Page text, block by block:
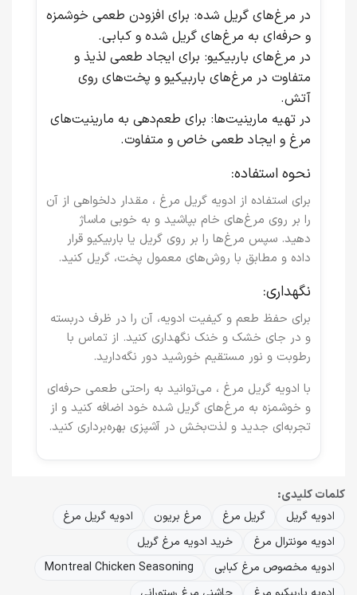
در مرغ‌های گریل شده: برای افزودن طعمی خوشمزه
و حرفه‌ای به مرغ‌های گریل شده و کبابی.
در مرغ‌های باربیکیو: برای ایجاد طعمی لذیذ و
متفاوت در مرغ‌های باربیکیو و پخت‌های روی
آتش.
در تهیه مارینیت‌ها: برای طعم‌دهی به مارینیت‌های
مرغ و ایجاد طعمی خاص و متفاوت.
نحوه استفاده:
برای استفاده از ادویه گریل مرغ ، مقدار دلخواهی از آن
را بر روی مرغ‌های خام بپاشید و به خوبی ماساژ
دهید. سپس مرغ‌ها را بر روی گریل یا باربیکیو قرار
داده و مطابق با روش‌های معمول پخت، گریل کنید.
نگهداری:
برای حفظ طعم و کیفیت ادویه، آن را در ظرف دربسته
و در جای خشک و خنک نگهداری کنید. از تماس با
رطوبت و نور مستقیم خورشید دور نگه‌دارید.
با ادویه گریل مرغ ، می‌توانید به راحتی طعمی حرفه‌ای
و خوشمزه به مرغ‌های گریل شده خود اضافه کنید و از
تجربه‌ای جدید و لذت‌بخش در آشپزی بهره‌برداری کنید.
کلمات کلیدی:
ادویه گریل گریل مرغ مرغ بریون
ادویه گریل مرغ
ادویه مونترال مرغ
خرید ادویه مرغ گریل
ادویه مخصوص مرغ کبابی
Montreal Chicken Seasoning